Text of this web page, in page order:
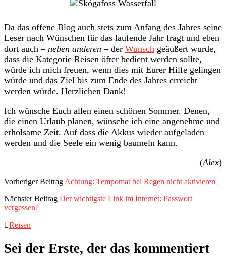
Da das offene Blog auch stets zum Anfang des Jahres seine
Leser nach Wünschen für das laufende Jahr fragt und eben
dort auch – neben anderen– der Wunsch geäußert wurde,
dass die Kategorie Reisen öfter bedient werden sollte,
würde ich mich freuen, wenn dies mit Eurer Hilfe gelingen
würde und das Ziel bis zum Ende des Jahres erreicht
werden würde. Herzlichen Dank!
Ich wünsche Euch allen einen schönen Sommer. Denen,
die einen Urlaub planen, wünsche ich eine angenehme und
erholsame Zeit. Auf dass die Akkus wieder aufgeladen
werden und die Seele ein wenig baumeln kann.
(Alex)
Vorheriger Beitrag Achtung: Tempomat bei Regen nicht aktivieren
Nächster Beitrag Der wichtigste Link im Internet: Passwort
vergessen?
Reisen
Sei der Erste, der das kommentiert